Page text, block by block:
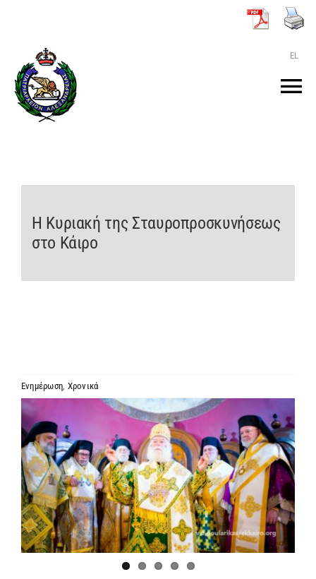
περιεχόμενο
EL
O ΠΑΤΡΙΑΡΧΗΣ
ΤΟ ΠΑΤΡΙΑΡΧΕΙΟ
KEIMENA
MEDIA
ΕΝΗΜΕΡΩΣΗ
ΣΥΝΔΕΣΕΙΣ
Η Κυριακή της Σταυροπροσκυνήσεως
στο Κάιρο
Ενημέρωση, Χρονικά
Προβολή
μεγαλύτερης
εικόνας